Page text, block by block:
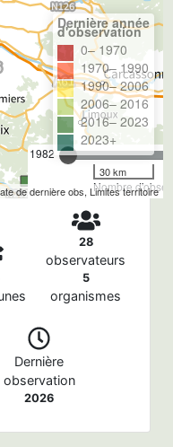
1982
Nombre
Dernière année
d'observation
0– 1970
1970– 1990
1990– 2006
2006– 2016
2016– 2023
2023+
30 km
de dernière obs, Limites territoire
28
observateurs
5
organismes
Dernière
observation
2026